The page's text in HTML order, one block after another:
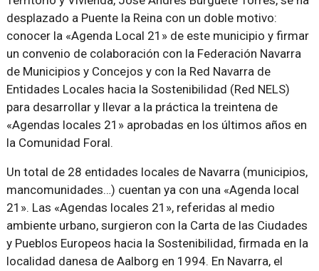
desplazado a Puente la Reina con un doble motivo:
conocer la «Agenda Local 21» de este municipio y firmar
un convenio de colaboración con la Federación Navarra
de Municipios y Concejos y con la Red Navarra de
Entidades Locales hacia la Sostenibilidad (Red NELS)
para desarrollar y llevar a la práctica la treintena de
«Agendas locales 21» aprobadas en los últimos años en
la Comunidad Foral.
Un total de 28 entidades locales de Navarra (municipios,
mancomunidades…) cuentan ya con una «Agenda local
21». Las «Agendas locales 21», referidas al medio
ambiente urbano, surgieron con la Carta de las Ciudades
y Pueblos Europeos hacia la Sostenibilidad, firmada en la
localidad danesa de Aalborg en 1994. En Navarra, el